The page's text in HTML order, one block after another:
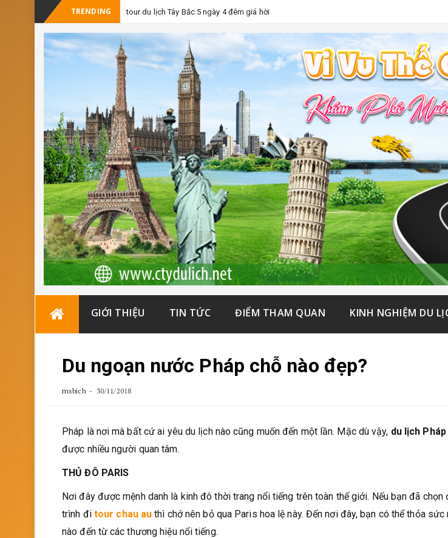
TRENDING tour du lịch Tây Bắc 5 ngày 4 đêm giá hời
GIỚI THIỆU TIN TỨC ĐIỂM THAM QUAN KINH NGHIỆM DU
Du ngoạn nước Pháp chỗ nào đẹp?
msbich 30/11/2018
Pháp là nơi mà bất cứ ai yêu du lịch nào cũng muốn đến một lần. Mặc dù vậy, du lịch Pháp
được nhiều người quan tâm.
THỦ ĐÔ PARIS
Nơi đây được mệnh danh là kinh đô thời trang nổi tiếng trên toàn thế giới. Nếu bạn đã chọn
trình đi tour chau au thì chớ nên bỏ qua Paris hoa lệ này. Đến nơi đây, bạn có thể thỏa
nào đến từ các thương hiệu nổi tiếng.